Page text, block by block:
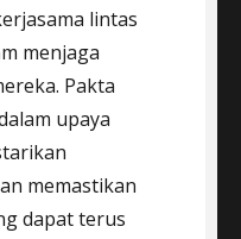
lintas
menjaga
Pakta
upaya
memastikan
dapat terus